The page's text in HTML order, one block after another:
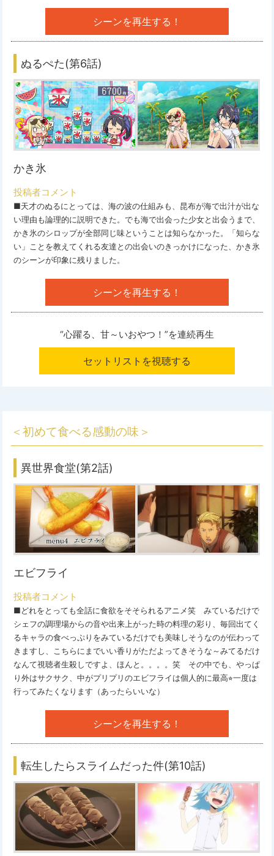
シーンを再生する！
ぬるぺた(第6話)
かき氷
投稿者コメント
■天才のぬるにとっては、海の波の仕組みも、昆布が海で出汁が出な
い理由も論理的に説明できた。でも海で出会った少女と出会うまで、
かき氷のシロップが全部同じ味ということは知らなかった。「知らな
い」ことを教えてくれる友達との出会いのきっかけになった、かき氷
のシーンが印象に残りました。
シーンを再生する！
“心躍る、甘～いおやつ！”を連続再生
セットリストを視聴する
＜初めて食べる感動の味＞
異世界食堂(第2話)
エビフライ
投稿者コメント
■どれをとっても全話に食欲をそそられるアニメ笑 みているだけで
シェフの調理場からの音や出来上がった時の料理の彩り、毎回出てく
るキャラの食べっぷりをみているだけでも美味しそうなのが伝わって
きますし、こちらにまでいい香りがただよってきそうな～みてるだけ
なんて視聴者生殺しですよ、ほんと。。。。笑 その中でも、やっぱ
り外はサクサク、中がプリプリのエビフライは個人的に最高⭐︎一度は
行ってみたくなります（あったらいいな）
シーンを再生する！
転生したらスライムだった件(第10話)